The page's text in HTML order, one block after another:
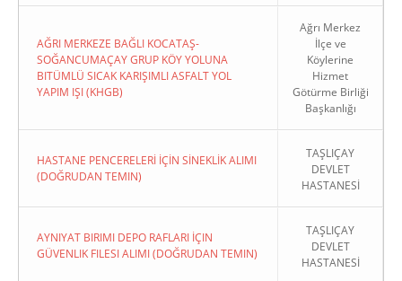
AĞRI MERKEZE BAĞLI KOCATAŞ-
SOĞANCUMAÇAY GRUP KÖY YOLUNA
BITÜMLÜ SICAK KARIŞIMLI ASFALT YOL
YAPIM IŞI (KHGB)
Ağrı Merkez
İlçe ve
Köylerine
Hizmet
Götürme Birliği
Başkanlığı
HASTANE PENCERELERİ İÇİN SİNEKLİK ALIMI
(DOĞRUDAN TEMIN)
TAŞLIÇAY
DEVLET
HASTANESİ
AYNIYAT BIRIMI DEPO RAFLARI İÇIN
GÜVENLIK FILESI ALIMI (DOĞRUDAN TEMIN)
TAŞLIÇAY
DEVLET
HASTANESİ